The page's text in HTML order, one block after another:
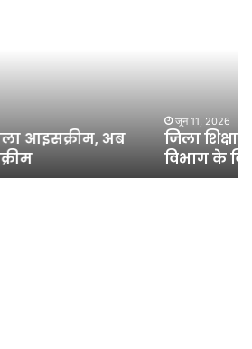
का तबादला हुआ, लेकिन शिक्षा
संघर्ष जारी रहेगा : अंकित गौरहा